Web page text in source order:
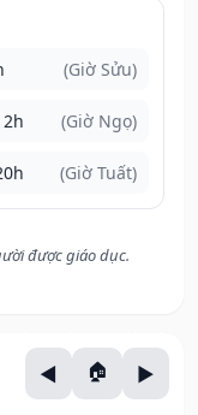
(Giờ Sửu)
(Giờ Ngọ)
(Giờ Tuất)
được giáo dục.